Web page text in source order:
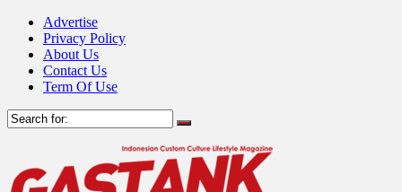
Advertise
Privacy Policy
About Us
Contact Us
Term Of Use